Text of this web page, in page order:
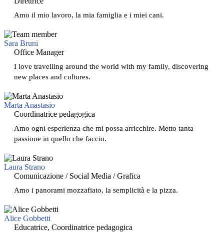
Amo il mio lavoro, la mia famiglia e i miei cani.
Sara Bruni
Office Manager
I love travelling around the world with my family, discovering
new places and cultures.
Marta Anastasio
Coordinatrice pedagogica
Amo ogni esperienza che mi possa arricchire. Metto tanta
passione in quello che faccio.
Laura Strano
Comunicazione / Social Media / Grafica
Amo i panorami mozzafiato, la semplicità e la pizza.
Alice Gobbetti
Educatrice, Coordinatrice pedagogica